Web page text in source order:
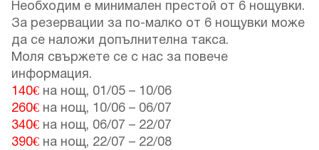
Необходим е минимален престой от 6 нощувки.
За резервации за по-малко от 6 нощувки може
да се наложи допълнителна такса.
Моля свържете се с нас за повече
информация.
140€ на нощ, 01/05 – 10/06
260€ на нощ, 10/06 – 06/07
340€ на нощ, 06/07 – 22/07
390€ на нощ, 22/07 – 22/08